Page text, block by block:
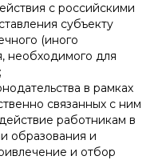
с российскими
субъекту
(иного
необходимого для
в рамках
связанных с ним
работникам в
образования и
и отбор